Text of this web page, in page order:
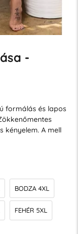
-
formálás és lapos
kényelem. A mell
BODZA 4XL
FEHÉR 5XL